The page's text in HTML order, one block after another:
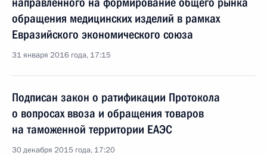
обращения медицинских изделий в рамках
Евразийского экономического союза
31 января 2016 года, 17:15
Подписан закон о ратификации Протокола
о вопросах ввоза и обращения товаров
на таможенной территории ЕАЭС
30 декабря 2015 года, 17:20